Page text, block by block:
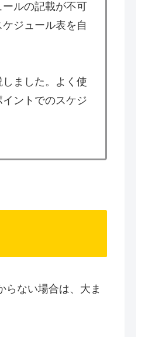
ルの記載が不可
ジュール表を自
ました。よく使
ントでのスケジ
らない場合は、大ま